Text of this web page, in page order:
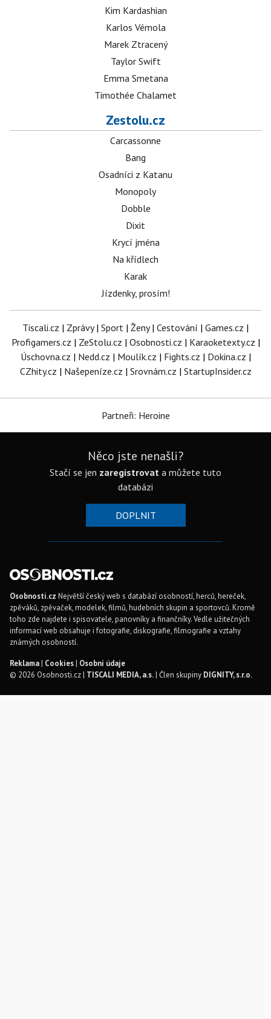
Kim Kardashian
Karlos Vémola
Marek Ztracený
Taylor Swift
Emma Smetana
Timothée Chalamet
Zestolu.cz
Carcassonne
Bang
Osadníci z Katanu
Monopoly
Dobble
Dixit
Krycí jména
Na křídlech
Karak
Jízdenky, prosím!
Tiscali.cz | Zprávy| Sport | Ženy| Cestování | Games.cz |
Profigamers.cz | ZeStolu.cz | Osobnosti.cz | Karaoketexty.cz |
Úschovna.cz | Nedd.cz | Moulík.cz | Fights.cz | Dokina.cz |
CZhity.cz | Našepeníze.cz | Srovnám.cz | StartupInsider.cz
Partneři: Heroine
Něco jste nenašli?
Stačí se jen zaregistrovat a můžete tuto
databázi
DOPLNIT
Osobnosti.cz Největší český web s databází osobností, herců, hereček,
zpěváků, zpěvaček, modelek, filmů, hudebních skupin a sportovců. Kromě
toho zde najdete i spisovatele, panovníky a finančníky. Vedle užitečných
informací web obsahuje i fotografie, diskografie, filmografie a vztahy
známých osobností.
Reklama| Cookies| Osobní údaje
© 2026 Osobnosti.cz | TISCALI MEDIA, a.s.| Člen skupiny DIGNITY, s.r.o.